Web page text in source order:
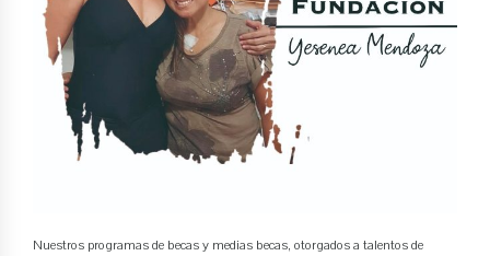
Nuestros programas de becas y medias becas, otorgados a talentos de